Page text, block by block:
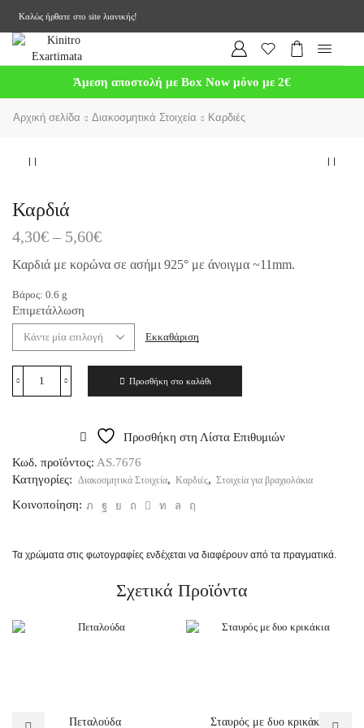
Καλώς ήρθατε στο site λιανικής!
Άμεση αποστολή με Box Now μόνο με 2€
Αρχική σελίδα Διακοσμητικά Στοιχεία Καρδιές
Καρδιά
4,30€ – 5,60€
Καρδιά με κορώνα σε ασήμι 925° με άνοιγμα ~11mm.
Βάρος: 0.6 g
Επιμετάλλωση
Εκκαθάριση
Προσθήκη στο καλάθι
Προσθήκη στη Λίστα Επιθυμιών
Κωδ. προϊόντος: AS.7676
Κατηγορίες: Διακοσμητικά Στοιχεία, Καρδιές, Στοιχεία για βραχιολάκια
Κοινοποίηση:
Τα χρώματα στις φωτογραφίες ενδέχεται να διαφέρουν από τα πραγματικά.
Σχετικά Προϊόντα
Πεταλούδα Σταυρός με δυο κρικάκια